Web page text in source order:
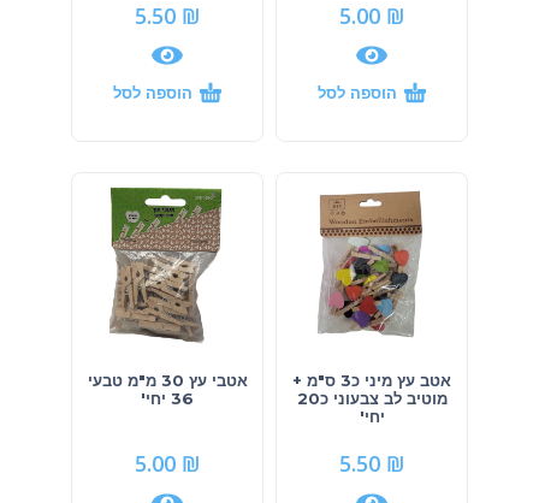
5.00 ₪
הוספה לסל
5.50 ₪
הוספה לסל
אטב עץ מיני כ3 ס"מ +
מוטיב לב צבעוני כ20
יחי'
5.50 ₪
אטבי עץ 30 מ"מ טבעי
36 יחי'
5.00 ₪